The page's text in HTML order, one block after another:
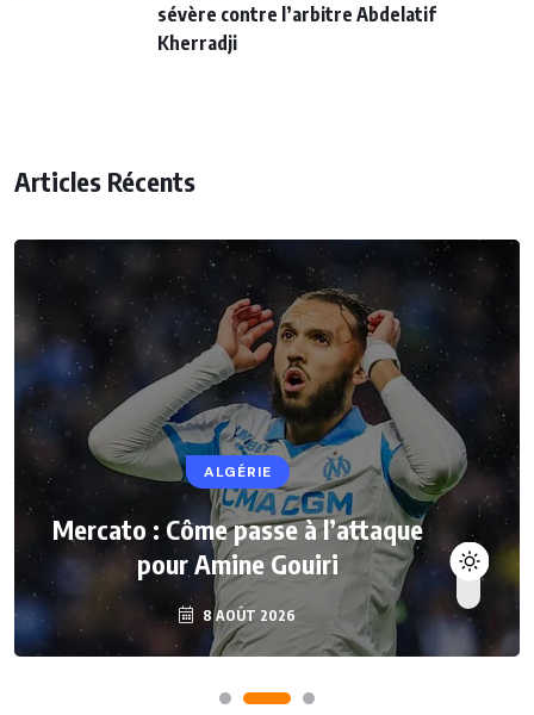
sévère contre l’arbitre Abdelatif
Kherradji
Articles Récents
ALGÉRIE
Mercato : Côme passe à l’attaque
pour Amine Gouiri
8 AOÛT 2026